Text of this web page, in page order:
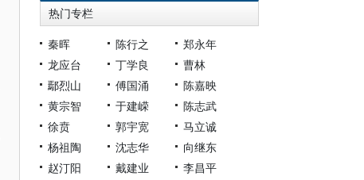
热门专栏
秦晖 陈行之
郑永年
龙应台
丁学良
曹林
鄢烈山
傅国涌
陈嘉映
黄宗智
于建嵘
陈志武
徐贲
郭宇宽
马立诚
杨祖陶
沈志华
向继东
赵汀阳
戴建业
李昌平